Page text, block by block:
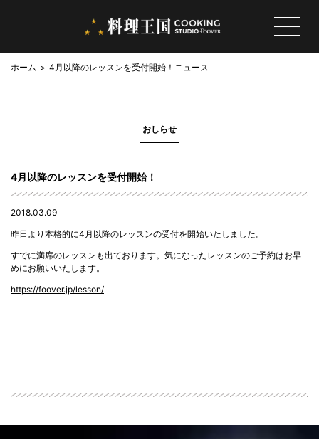
ホーム ニュース
4月以降のレッスンを受付開始！
おしらせ
4月以降のレッスンを受付開始！
2018.03.09
昨日より本格的に4月以降のレッスンの受付を開始いたしました。
すでに満席のレッスンも出ております。気になったレッスンのご予約はお早
めにお願いいたします。
https://foover.jp/lesson/